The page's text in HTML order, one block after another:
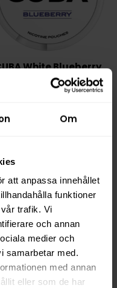
Om
att anpassa innehållet
funktioner
trafik. Vi
och annan
medier och
samarbetar med.
med annan
eller som de har
White Blueberry
34,99 kr /dosa